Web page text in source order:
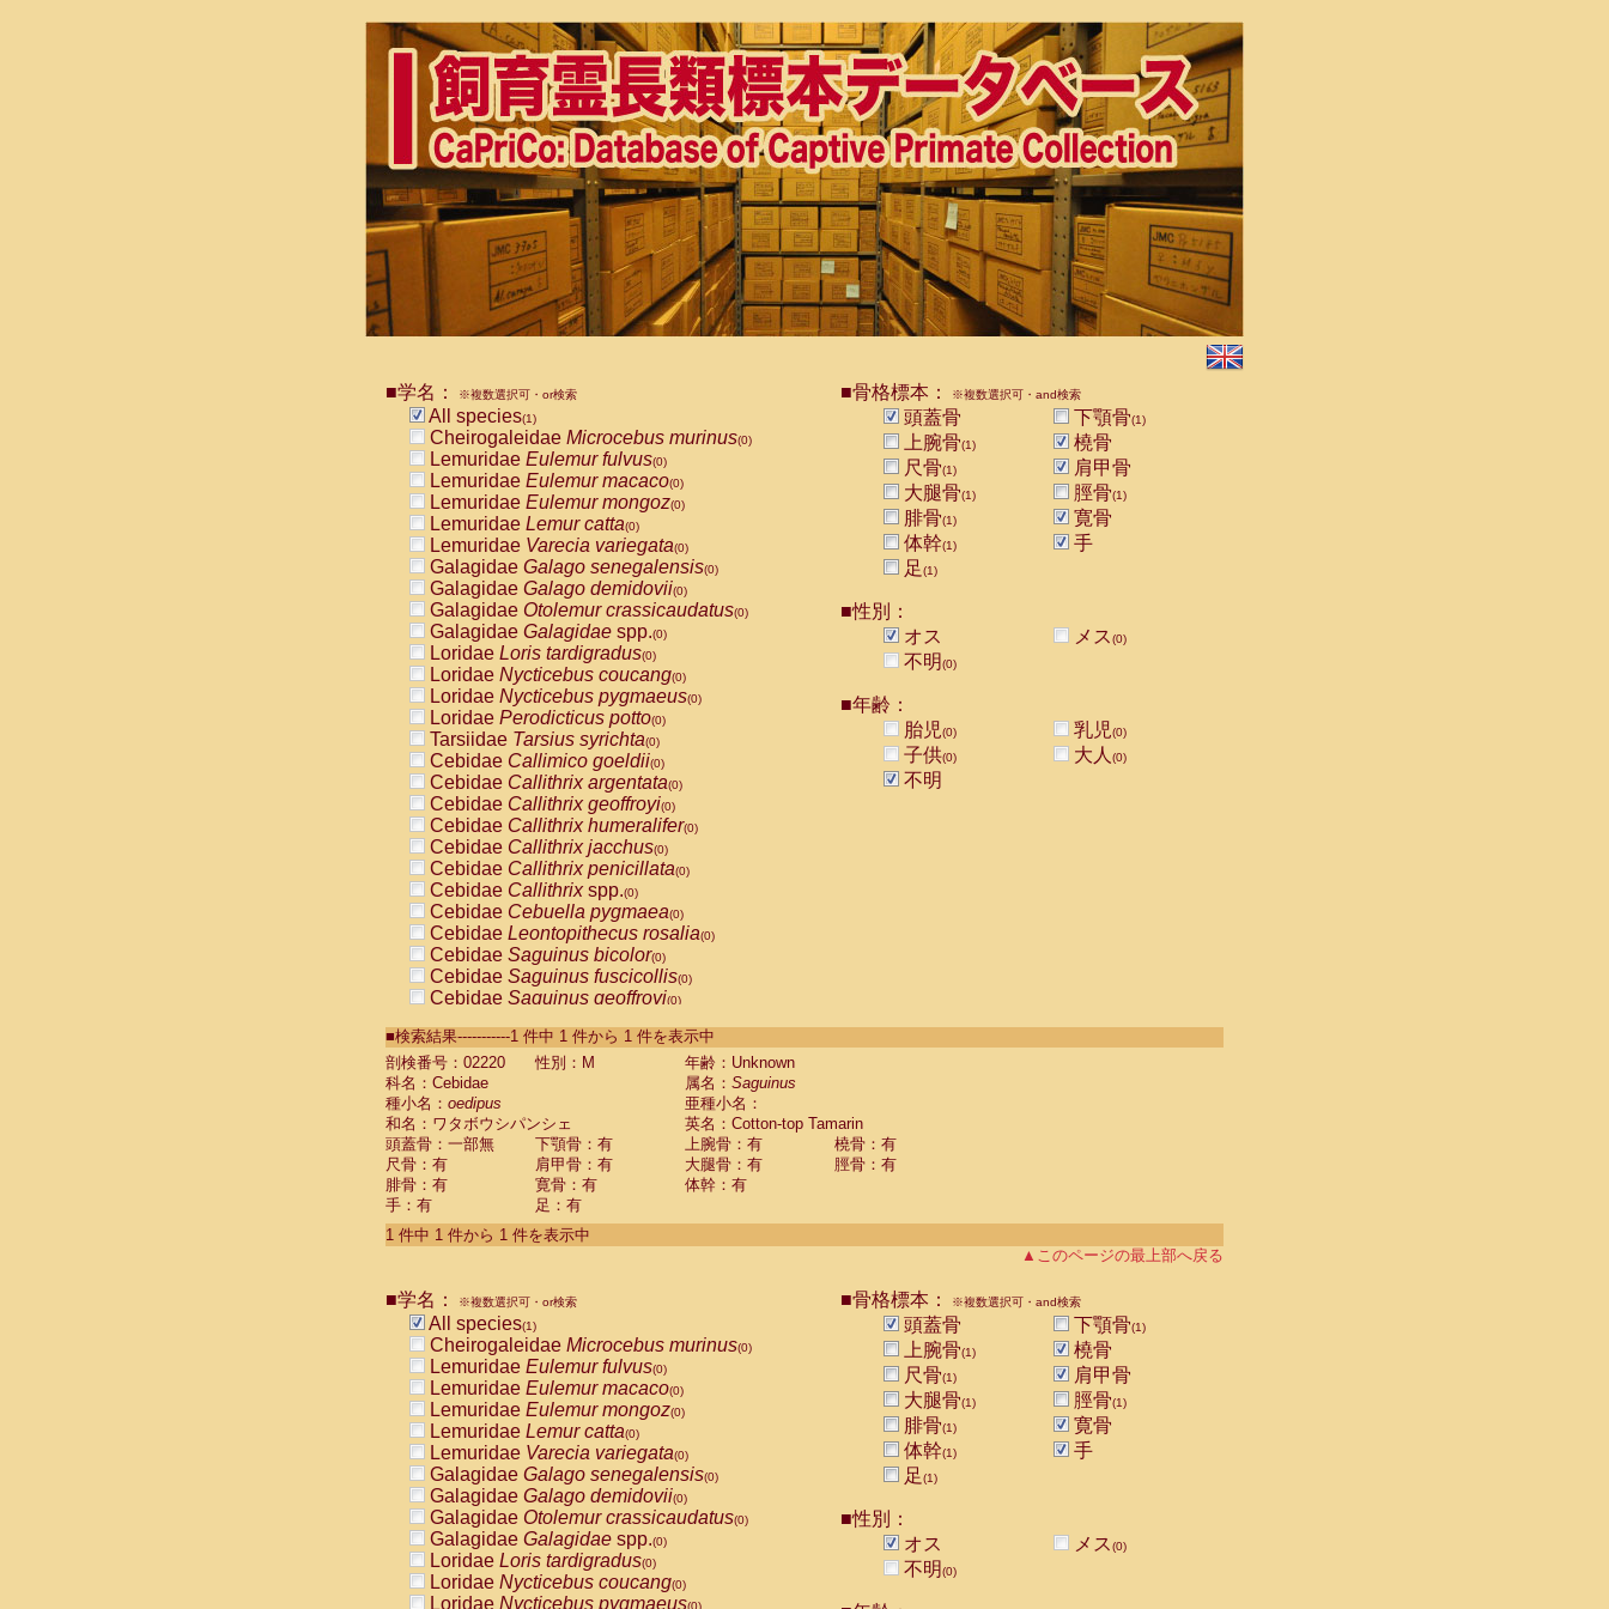
■学名： ※複数選択可・or検索
All species(1)
Cheirogaleidae Microcebus murinus(0)
Lemuridae Eulemur fulvus(0)
Lemuridae Eulemur macaco(0)
Lemuridae Eulemur mongoz(0)
Lemuridae Lemur catta(0)
Lemuridae Varecia variegata(0)
Galagidae Galago senegalensis(0)
Galagidae Galago demidovii(0)
Galagidae Otolemur crassicaudatus(0)
Galagidae Galagidae spp.(0)
Loridae Loris tardigradus(0)
Loridae Nycticebus coucang(0)
Loridae Nycticebus pygmaeus(0)
Loridae Perodicticus potto(0)
Tarsiidae Tarsius syrichta(0)
Cebidae Callimico goeldii(0)
Cebidae Callithrix argentata(0)
Cebidae Callithrix geoffroyi(0)
Cebidae Callithrix humeralifer(0)
Cebidae Callithrix jacchus(0)
Cebidae Callithrix penicillata(0)
Cebidae Callithrixspp.(0)
Cebidae Cebuella pygmaea(0)
Cebidae Leontopithecus rosalia(0)
Cebidae Saguinus bicolor(0)
Cebidae Saguinus fuscicollis(0)
Cebidae Saguinus geoffroyi(0)
CebidaeSaguinus labiatus(0)
Cebidae Saguinus leucopus (0)
Cebidae
Cebidae
CebidaeSaguinus nigricollis (0)
Cebidae Saguinus oedipus
Cebidae Saguinus weddelli
Cebidae Saguinusspp.
Cebidae Aotus trivirgatus
Cebidae Cebus albifrons
CebidaeCebus nigrivittatus
CebidaeCebus
CebidaeSaimiri boliviensis(0)
CebidaeSaimiri sciureus(0)
AtelidaeAlouatta caraya(0)
AtelidaeAlouatta fusca(0)
AtelidaeAlouatta seniculus
AtelidaeAlouattaspp.(0)
AtelidaeAteles belzebuth(0)
AtelidaeAteles geoffroyi(0)
AtelidaeAteles paniscus(0)
AtelidaeAtelesspp.(0)
Atelidae Lagothrix lagothricha
AtelidaeLagothrix lagothricha cana
PitheciidaeCacajao calvus rubicundus
■骨格標本： ※複数選択可・and検索
頭蓋骨 下顎骨(1)
上腕骨(1)
橈骨
尺骨(1)
肩甲骨
大腿骨(1) 脛骨(1)
腓骨(1)
寛骨
体幹(1)
手
足(1)
■性別：
オス
メス(0)
不明(0)
■年齢：
胎児(0) 乳児(0)
子供(0) 大人 (0)
不明
■検索結果-----------1 件中 1 件から 1 件を表示中
剖検番号：02220
性別：M
年齢：Unknown
科名：Cebidae
属名： Saguinus
種小名： oedipus
亜種小名：
和名：ワタボウシパンシェ
英名：Cotton-top Tamarin
頭蓋骨：一部無
下顎骨：有 上腕骨：有
橈骨：有
尺骨：有
肩甲骨：有 大腿骨：有
脛骨：有
腓骨：有
寛骨：有
体幹：有
手：有
足：有
1 件中 1 件から 1 件を表示中
▲このページの最上部へ戻る
■学名： ※複数選択可・or検索
All species(1)
Cheirogaleidae Microcebus murinus(0)
Lemuridae Eulemur fulvus(0)
Lemuridae Eulemur macaco(0)
Lemuridae Eulemur mongoz(0)
Lemuridae Lemur catta(0)
Lemuridae Varecia variegata(0)
Galagidae Galago senegalensis(0)
Galagidae Galago demidovii(0)
Galagidae Otolemur crassicaudatus(0)
Galagidae Galagidae spp.(0)
Loridae Loris tardigradus(0)
Loridae Nycticebus coucang(0)
Loridae Nycticebus pygmaeus(0)
■骨格標本： ※複数選択可・and検索
頭蓋骨 下顎骨(1)
上腕骨(1)
橈骨
尺骨(1)
肩甲骨
大腿骨(1) 脛骨(1)
腓骨(1)
寛骨
体幹(1)
手
足(1)
■性別：
オス
メス(0)
不明(0)